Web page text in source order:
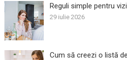
Reguli simple pentru
29 iulie 2026
Cum să creezi o listă